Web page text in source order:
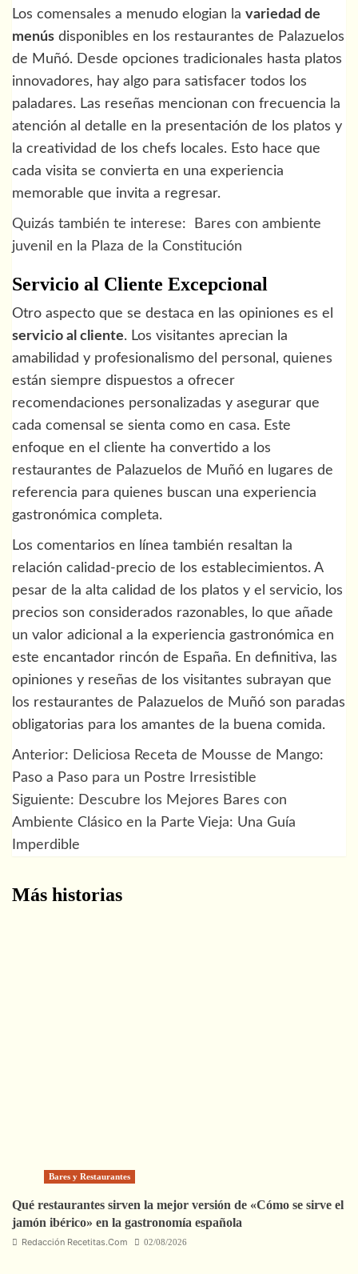
Los comensales a menudo elogian la variedad de
menús disponibles en los restaurantes de Palazuelos
de Muñó. Desde opciones tradicionales hasta platos
innovadores, hay algo para satisfacer todos los
paladares. Las reseñas mencionan con frecuencia la
atención al detalle en la presentación de los platos y
la creatividad de los chefs locales. Esto hace que
cada visita se convierta en una experiencia
memorable que invita a regresar.
Quizás también te interese:
Bares con ambiente
juvenil en la Plaza de la Constitución
Servicio al Cliente Excepcional
Otro aspecto que se destaca en las opiniones es el
servicio al cliente. Los visitantes aprecian la
amabilidad y profesionalismo del personal, quienes
están siempre dispuestos a ofrecer
recomendaciones personalizadas y asegurar que
cada comensal se sienta como en casa. Este
enfoque en el cliente ha convertido a los
restaurantes de Palazuelos de Muñó en lugares de
referencia para quienes buscan una experiencia
gastronómica completa.
Los comentarios en línea también resaltan la
relación calidad-precio de los establecimientos. A
pesar de la alta calidad de los platos y el servicio, los
precios son considerados razonables, lo que añade
un valor adicional a la experiencia gastronómica en
este encantador rincón de España. En definitiva, las
opiniones y reseñas de los visitantes subrayan que
los restaurantes de Palazuelos de Muñó son paradas
obligatorias para los amantes de la buena comida.
Navegación
de
entradas
Anterior: Deliciosa Receta de Mousse de Mango:
Paso a Paso para un Postre Irresistible
Siguiente: Descubre los Mejores Bares con
Ambiente Clásico en la Parte Vieja: Una Guía
Imperdible
Más historias
Bares y Restaurantes
Qué restaurantes sirven la mejor versión de «Cómo se sirve el
jamón ibérico» en la gastronomía española
Redacción Recetitas.Com 02/08/2026